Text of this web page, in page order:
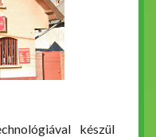
készül